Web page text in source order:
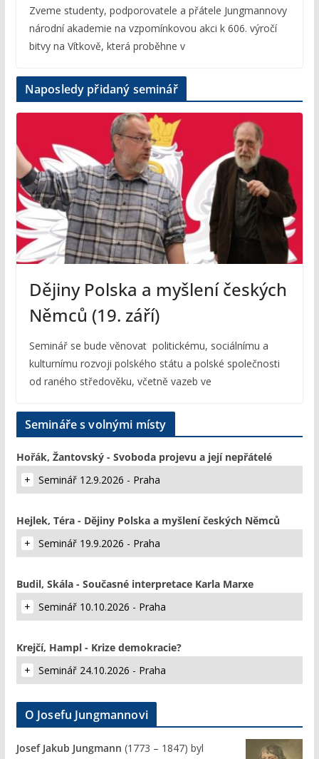
Zveme studenty, podporovatele a přátele Jungmannovy
národní akademie na vzpomínkovou akci k 606. výročí
bitvy na Vítkově, která proběhne v
Naposledy přidaný seminář
Dějiny Polska a myšlení českých
Němců (19. září)
Seminář se bude věnovat politickému, sociálnímu a
kulturnímu rozvoji polského státu a polské společnosti
od raného středověku, včetně vazeb ve
Semináře s volnými místy
Hořák, Žantovský - Svoboda projevu a její nepřátelé
Seminář 12.9.2026 - Praha
Hejlek, Téra - Dějiny Polska a myšlení českých Němců
Seminář 19.9.2026 - Praha
Budil, Skála - Současné interpretace Karla Marxe
Seminář 10.10.2026 - Praha
Krejčí, Hampl - Krize demokracie?
Seminář 24.10.2026 - Praha
O Josefu Jungmannovi
Josef Jakub Jungmann (1773 – 1847) byl